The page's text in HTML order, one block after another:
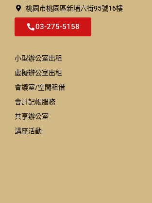
桃園市桃園區新埔六街95號16樓
03-275-5158
小型辦公室出租
虛擬辦公室出租
會議室/空間租借
會計記帳服務
共享辦公室
講座活動